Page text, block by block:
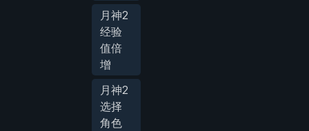
月神2
经验
值倍
增
月神2
选择
角色